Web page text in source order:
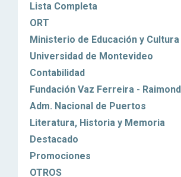
Lista Completa
ORT
Ministerio de Educación y Cultura
Universidad de Montevideo
Contabilidad
Fundación Vaz Ferreira -
Adm. Nacional de Puertos
Literatura, Historia y Memoria
Destacado
Promociones
OTROS